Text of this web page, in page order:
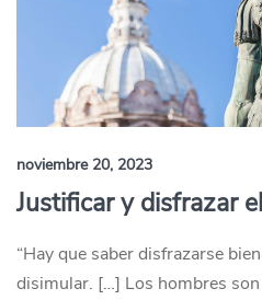
noviembre 20, 2023
Justificar y disfrazar
“Hay que saber disfrazarse
disimular. […] Los hombres